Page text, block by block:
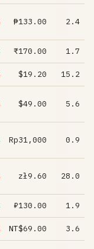
₱133.00 2.4
₹170.00 1.7
$19.20 15.2
$49.00 5.6
Rp31,000 0.9
zł9.60 28.0
₽130.00 1.9
NT$69.00 3.6